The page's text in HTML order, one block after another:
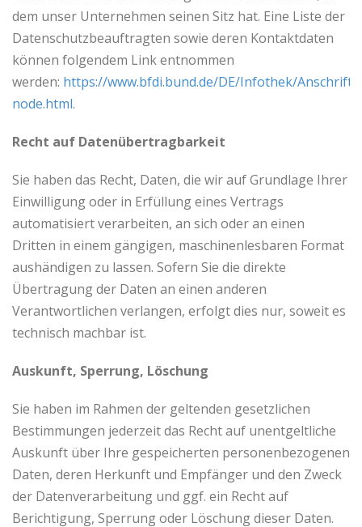
dem unser Unternehmen seinen Sitz hat. Eine Liste der
Datenschutzbeauftragten sowie deren Kontaktdaten
können folgendem Link entnommen
werden: https://www.bfdi.bund.de/DE/Infothek/
node.html.
Recht auf Datenübertragbarkeit
Sie haben das Recht, Daten, die wir auf Grundlage Ihrer
Einwilligung oder in Erfüllung eines Vertrags
automatisiert verarbeiten, an sich oder an einen
Dritten in einem gängigen, maschinenlesbaren Format
aushändigen zu lassen. Sofern Sie die direkte
Übertragung der Daten an einen anderen
Verantwortlichen verlangen, erfolgt dies nur, soweit es
technisch machbar ist.
Auskunft, Sperrung, Löschung
Sie haben im Rahmen der geltenden gesetzlichen
Bestimmungen jederzeit das Recht auf unentgeltliche
Auskunft über Ihre gespeicherten personenbezogenen
Daten, deren Herkunft und Empfänger und den Zweck
der Datenverarbeitung und ggf. ein Recht auf
Berichtigung, Sperrung oder Löschung dieser Daten.